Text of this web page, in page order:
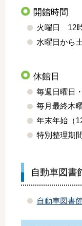
開館時間
火曜日 12
水曜日から
休館日
毎週日曜日
毎月最終木
年末年始（
特別整理期
自動車図書
自動車図書